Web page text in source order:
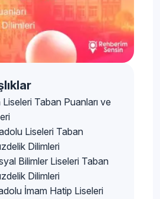
Taban Puanları ve
Liseleri Taban
Dilimleri
Bilimler Liseleri Taban
Dilimleri
İmam Hatip Liseleri